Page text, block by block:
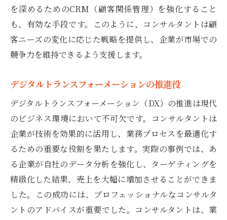
を深めるためのCRM（顧客関係管理）を強化すること
も、有効な手段です。このように、コンサルタントは顧
客ニーズの変化に応じた戦略を提供し、企業が市場での
競争力を維持できるよう支援します。
デジタルトランスフォーメーションの推進役
デジタルトランスフォーメーション（DX）の推進は現代
のビジネス環境において不可欠です。コンサルタントは
企業が技術を効果的に活用し、業務プロセスを最適化す
るための重要な役割を果たします。実際の事例では、あ
る企業が自社のデータ分析を強化し、ターゲティングを
精緻化した結果、売上を大幅に増加させることができま
した。この成功には、プロフェッショナルなコンサルタ
ントのアドバイスが重要でした。コンサルタントは、業